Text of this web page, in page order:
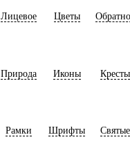
Лицевое Цветы
Природа Иконы Кресты
Рамки Шрифты Святые